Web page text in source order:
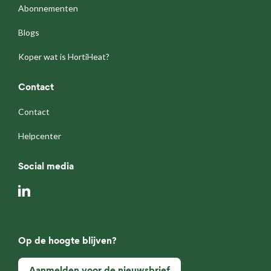
Abonnementen
Blogs
Koper wat is HortiHeat?
Contact
Contact
Helpcenter
Social media
Op de hoogte blijven?